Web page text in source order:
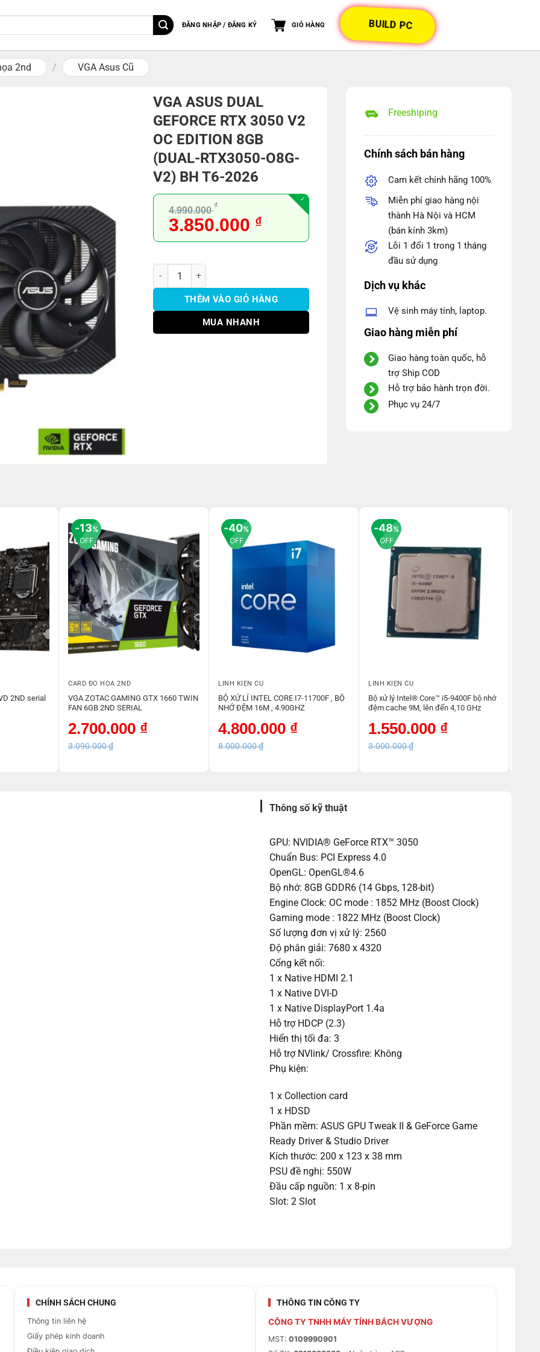
ĐĂNG NHẬP / ĐĂNG KÝ GIỎ HÀNG BUILD PC
2nd / VGA Asus Cũ
VGA ASUS DUAL
GEFORCE RTX 3050 V2
OC EDITION 8GB
(DUAL-RTX3050-O8G-
V2) BH T6-2026
4.990.000₫
Giá
gốc
4.990.000 ₫.
3.850.000 ₫
hiện
VGA ASUS DUAL GEFORCE RTX 3050 V2 OC EDITION 8GB (DUAL-RTX3050-O8G-V2) BH T6-2026 số
THÊM VÀO GIỎ HÀNG
MUA NHANH
Freeshiping
Chính sách bán hàng
Cam kết chính hãng 100%
Miễn phí giao hàng nội
thành Hà Nội và HCM
(bán kính 3km)
Lỗi 1 đổi 1 trong 1 tháng
đầu sử dụng
Dịch vụ khác
Vệ sinh máy tính, laptop.
Giao hàng miễn phí
Giao hàng toàn quốc, hỗ
trợ Ship COD
Hỗ trợ bảo hành trọn đời.
Phục vụ 24/7
2ND serial
13%
OFF
CARD ĐỒ HỌA 2ND
VGA ZOTAC GAMING GTX 1660 TWIN
FAN 6GB 2ND SERIAL
3.090.000₫
Giá
gốc
là:
3.090.000 ₫.
2.700.000 ₫
Giá
hiện
tại
là:
40%
OFF
LINH KIỆN CŨ
BỘ XỬ LÍ INTEL CORE I7-11700F , BỘ
NHỚ ĐỆM 16M , 4.90GHZ
8.000.000₫
Giá
gốc
là:
8.000.000 ₫.
4.800.000 ₫
Giá
hiện
tại
là:
48%
OFF
LINH KIỆN CŨ
Bộ xử lý Intel® Core™ i5-9400F bộ nhớ
đệm cache 9M, lên đến 4,10 GHz
3.000.000₫
Giá
gốc
là:
3.000.000 ₫.
1.550.000 ₫
Giá
hiện
tại
là:
Thông số kỹ thuật
GPU: NVIDIA® GeForce RTX™ 3050
Chuẩn Bus: PCI Express 4.0
OpenGL: OpenGL®4.6
Bộ nhớ: 8GB GDDR6 (14 Gbps, 128-bit)
Engine Clock: OC mode : 1852 MHz (Boost Clock)
Gaming mode : 1822 MHz (Boost Clock)
Số lượng đơn vị xử lý: 2560
Độ phân giải: 7680 x 4320
Cổng kết nối:
1 x Native HDMI 2.1
1 x Native DVI-D
1 x Native DisplayPort 1.4a
Hỗ trợ HDCP (2.3)
Hiển thị tối đa: 3
Hỗ trợ NVlink/ Crossfire: Không
Phụ kiện:
1 x Collection card
1 x HDSD
Phần mềm: ASUS GPU Tweak II & GeForce Game
Ready Driver & Studio Driver
Kích thước: 200 x 123 x 38 mm
PSU đề nghị: 550W
Đầu cấp nguồn: 1 x 8-pin
Slot: 2 Slot
CHÍNH SÁCH CHUNG
Thông tin liên hệ
Giấy phép kinh doanh
THÔNG TIN CÔNG TY
CÔNG TY TNHH MÁY TÍNH BÁCH VƯỢNG
MST: 0109990901